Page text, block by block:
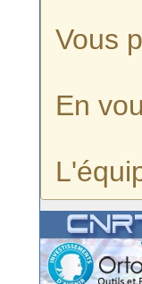
Vous
En